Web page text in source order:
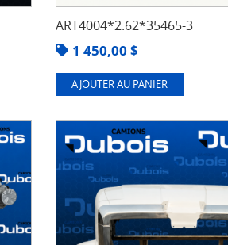
ART4004*2.62*35465-3
1 450,00 $
AJOUTER AU PANIER